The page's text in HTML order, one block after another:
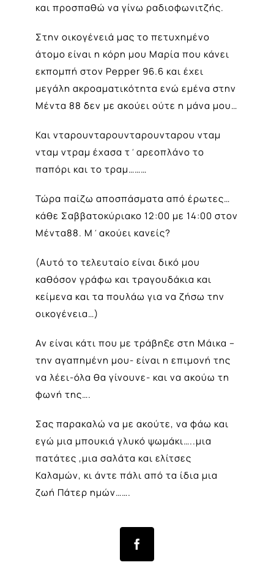
και προσπαθώ να γίνω ραδιοφωνιτζής.
Στην οικογένειά μας το πετυχημένο
άτομο είναι η κόρη μου Μαρία που κάνει
εκπομπή στον Pepper 96.6 και έχει
μεγάλη ακροαματικότητα ενώ εμένα στην
Μέντα 88 δεν με ακούει ούτε η μάνα μου…
Και νταρουνταρουνταρουνταρου νταμ
νταμ ντραμ έχασα τ΄αρεοπλάνο το
παπόρι και το τραμ………
Τώρα παίζω αποσπάσματα από έρωτες…
κάθε Σαββατοκύριακο 12:00 με 14:00 στον
Μέντα88. Μ΄ακούει κανείς?
(Αυτό το τελευταίο είναι δικό μου
καθόσον γράφω και τραγουδάκια και
κείμενα και τα πουλάω για να ζήσω την
οικογένεια…)
Αν είναι κάτι που με τράβηξε στη Μάικα –
την αγαπημένη μου- είναι η επιμονή της
να λέει-όλα θα γίνουνε- και να ακούω τη
φωνή της….
Σας παρακαλώ να με ακούτε, να φάω και
εγώ μια μπουκιά γλυκό ψωμάκι…..μια
πατάτες ,μια σαλάτα και ελίτσες
Καλαμών, κι άντε πάλι από τα ίδια μια
ζωή Πάτερ ημών…….